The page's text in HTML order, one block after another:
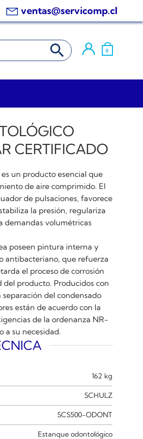
ventas@servicomp.cl
BOTÓN DE BÚSQUEDA
0
CERTIFICADO
un producto esencial que
de aire comprimido. El
de pulsaciones, favorece
la presión, regulariza
demandas volumétricas
poseen pintura interna y
antibacteriano, que refuerza
el proceso de corrosión
producto. Producidos con
del condensado
están de acuerdo con la
de la ordenanza NR-
a su necesidad.
162 kg
SCHULZ
SCS500-ODONT
Estanque odontológico